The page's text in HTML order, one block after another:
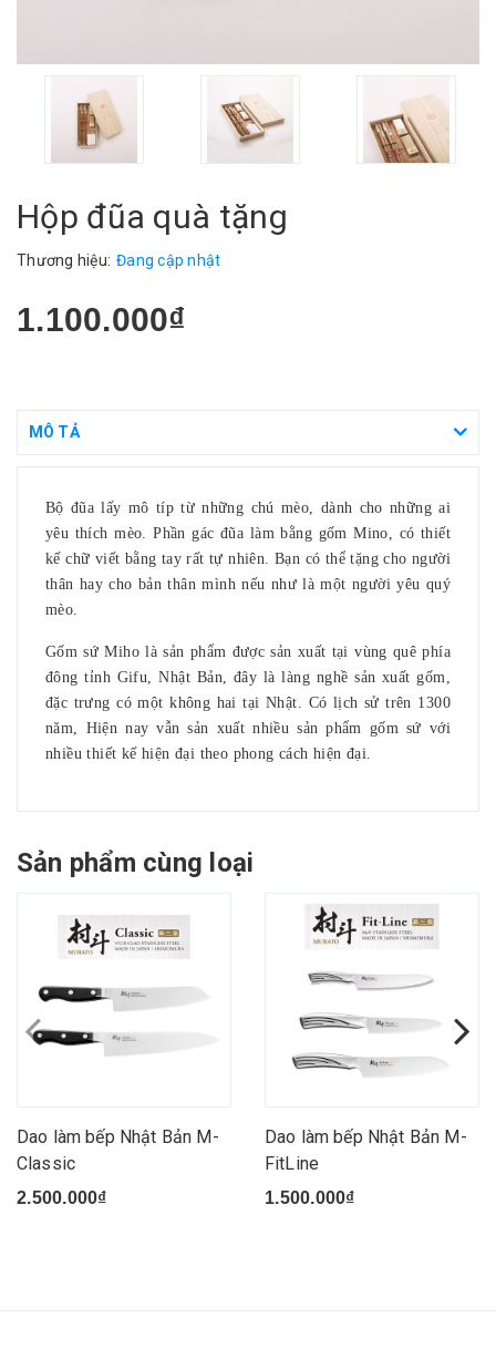
Hộp đũa quà tặng
Thương hiệu: Đang cập nhật
1.100.000₫
MÔ TẢ
Bộ đũa lấy mô típ từ những chú mèo, dành cho những ai
yêu thích mèo. Phần gác đũa làm bằng gốm Mino, có thiết
kế chữ viết bằng tay rất tự nhiên. Bạn có thể tặng cho người
thân hay cho bản thân mình nếu như là một người yêu quý
mèo.
Gốm sứ Miho là sản phẩm được sản xuất tại vùng quê phía
đông tỉnh Gifu, Nhật Bản, đây là làng nghề sản xuất gốm,
đặc trưng có một không hai tại Nhật. Có lịch sử trên 1300
năm, Hiện nay vẫn sản xuất nhiều sản phẩm gốm sứ với
nhiều thiết kế hiện đại theo phong cách hiện đại.
Sản phẩm cùng loại
Dao làm bếp Nhật Bản M-
Classic
2.500.000₫
Dao làm bếp Nhật Bản M-
FitLine
1.500.000₫